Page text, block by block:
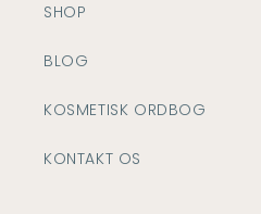
SHOP
BLOG
KOSMETISK ORDBOG
KONTAKT OS